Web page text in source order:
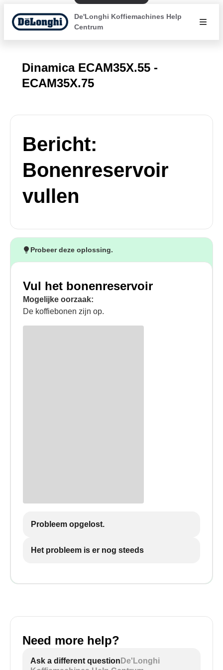
De'Longhi Koffiemachines Help
Centrum
Dinamica ECAM35X.55 -
ECAM35X.75
Bericht:
Bonenreservoir
vullen
Probeer deze oplossing.
Vul het bonenreservoir
Mogelijke oorzaak:
De koffiebonen zijn op.
Probleem opgelost.
Het probleem is er nog steeds
Need more help?
Ask a different question De'Longhi